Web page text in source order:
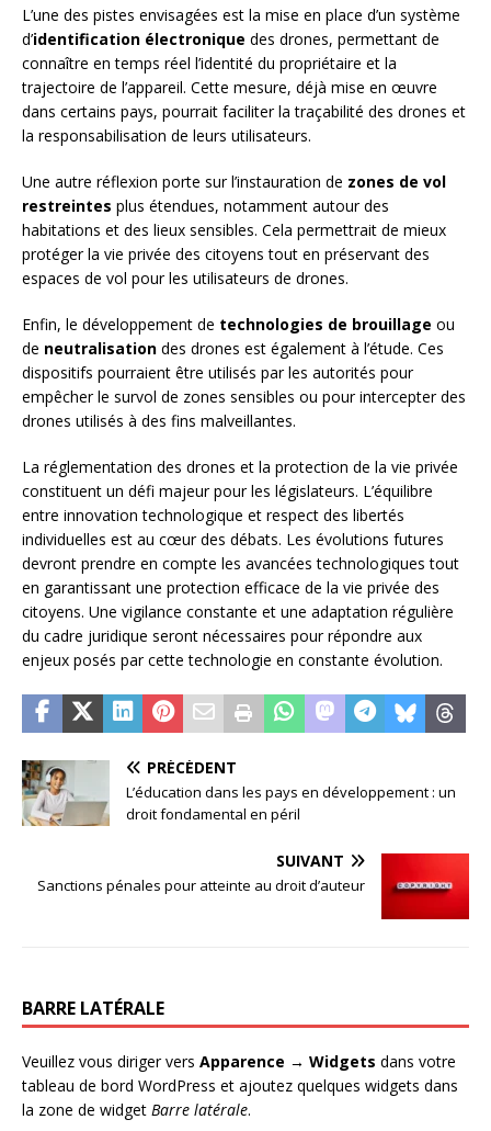
L’une des pistes envisagées est la mise en place d’un système
d’identification électronique des drones, permettant de
connaître en temps réel l’identité du propriétaire et la
trajectoire de l’appareil. Cette mesure, déjà mise en œuvre
dans certains pays, pourrait faciliter la traçabilité des drones et
la responsabilisation de leurs utilisateurs.
Une autre réflexion porte sur l’instauration de zones de vol
restreintes plus étendues, notamment autour des
habitations et des lieux sensibles. Cela permettrait de mieux
protéger la vie privée des citoyens tout en préservant des
espaces de vol pour les utilisateurs de drones.
Enfin, le développement de technologies de brouillage ou
de neutralisation des drones est également à l’étude. Ces
dispositifs pourraient être utilisés par les autorités pour
empêcher le survol de zones sensibles ou pour intercepter des
drones utilisés à des fins malveillantes.
La réglementation des drones et la protection de la vie privée
constituent un défi majeur pour les législateurs. L’équilibre
entre innovation technologique et respect des libertés
individuelles est au cœur des débats. Les évolutions futures
devront prendre en compte les avancées technologiques tout
en garantissant une protection efficace de la vie privée des
citoyens. Une vigilance constante et une adaptation régulière
du cadre juridique seront nécessaires pour répondre aux
enjeux posés par cette technologie en constante évolution.
PRÉCÉDENT
L’éducation dans les pays en développement : un
droit fondamental en péril
SUIVANT
Sanctions pénales pour atteinte au droit d’auteur
BARRE LATÉRALE
Veuillez vous diriger vers Apparence → Widgets dans votre
tableau de bord WordPress et ajoutez quelques widgets dans
la zone de widget Barre latérale.